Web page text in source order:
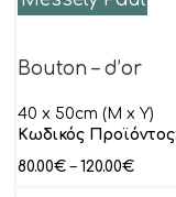
Bouton – d’or
40 x 50cm (Μ x Y)
Κωδικός Προϊόντος:
80.00€ – 120.00€